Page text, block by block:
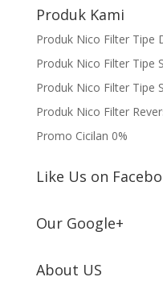
Produk Kami
Produk Nico Filter Tipe
Produk Nico Filter Tipe
Produk Nico Filter Tipe
Produk Nico Filter
Promo Cicilan 0%
Like Us on
Our Google+
About US